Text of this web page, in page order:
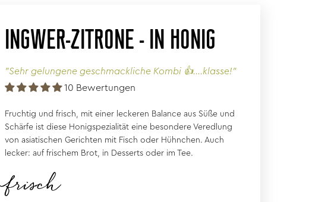
INGWER-ZITRONE - IN HONIG
"Sehr gelungene geschmackliche Kombi 👍....klasse!"
10 Bewertungen
Fruchtig und frisch, mit einer leckeren Balance aus Süße und
Schärfe ist diese Honigspezialität eine besondere Veredlung
von asiatischen Gerichten mit Fisch oder Hühnchen. Auch
lecker: auf frischem Brot, in Desserts oder im Tee.
frisch